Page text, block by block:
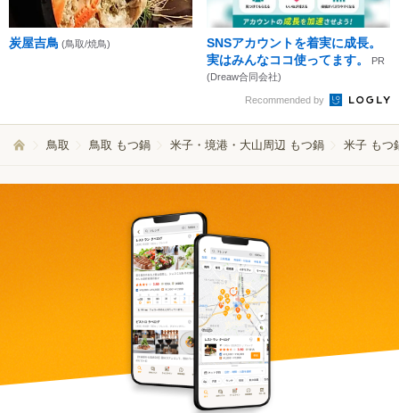
炭屋吉鳥 (鳥取/焼鳥)
SNSアカウントを着実に成長。
実はみんなココ使ってます。
PR
(Dreaw合同会社)
Recommended by
鳥取 鳥取 もつ鍋 米子・境港・大山周辺 もつ鍋 米子 もつ